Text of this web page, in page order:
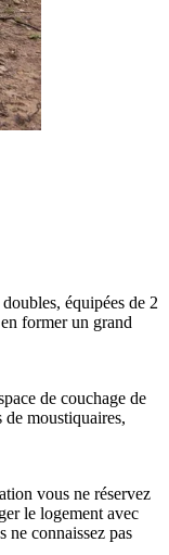
équipées de 2
former un grand
de couchage de
de moustiquaires,
vous ne réservez
le logement avec
ne connaissez pas